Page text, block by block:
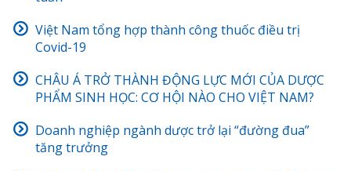
Việt Nam tổng hợp thành công thuốc điều trị
Covid-19
CHÂU Á TRỞ THÀNH ĐỘNG LỰC MỚI CỦA DƯỢC
PHẨM SINH HỌC: CƠ HỘI NÀO CHO VIỆT NAM?
Doanh nghiệp ngành dược trở lại “đường đua”
tăng trưởng